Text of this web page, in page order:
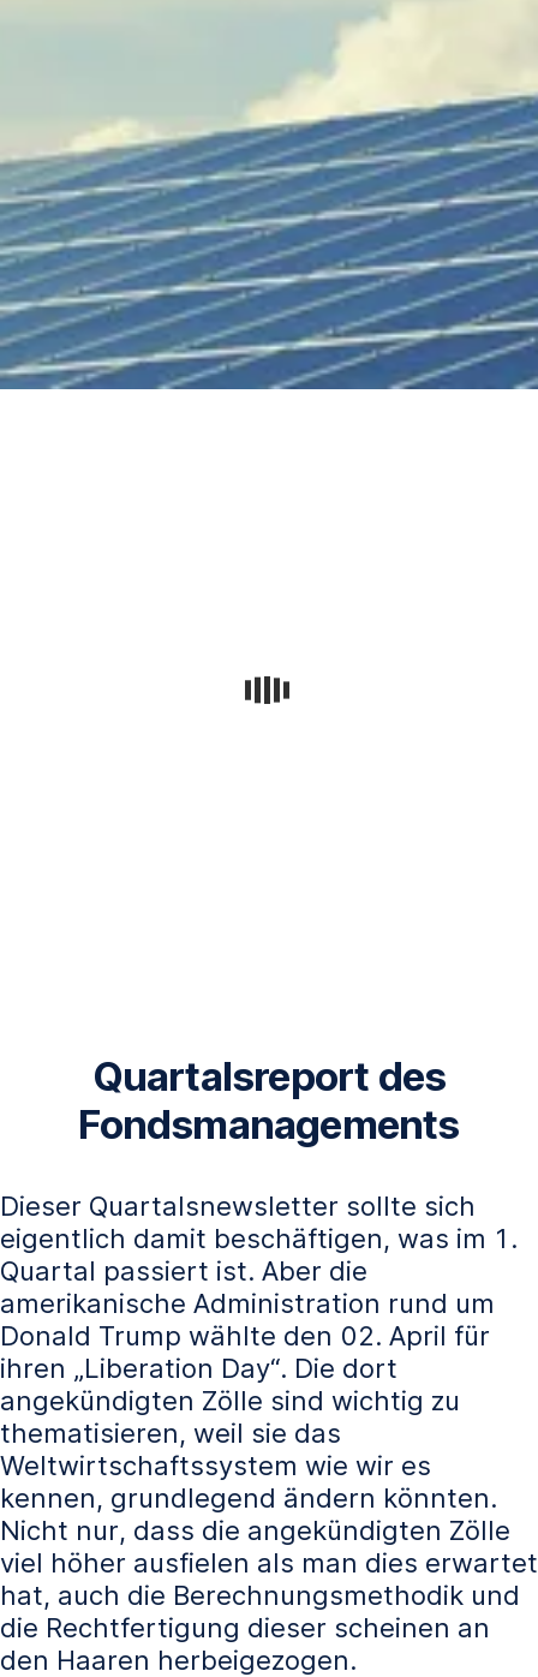
Quartalsreport des
Fondsmanagements
Dieser Quartalsnewsletter sollte sich
eigentlich damit beschäftigen, was im 1.
Quartal passiert ist. Aber die
amerikanische Administration rund um
Donald Trump wählte den 02. April für
ihren „Liberation Day“. Die dort
angekündigten Zölle sind wichtig zu
thematisieren, weil sie das
Weltwirtschaftssystem wie wir es
kennen, grundlegend ändern könnten.
Nicht nur, dass die angekündigten Zölle
viel höher ausfielen als man dies erwartet
hat, auch die Berechnungsmethodik und
die Rechtfertigung dieser scheinen an
den Haaren herbeigezogen.